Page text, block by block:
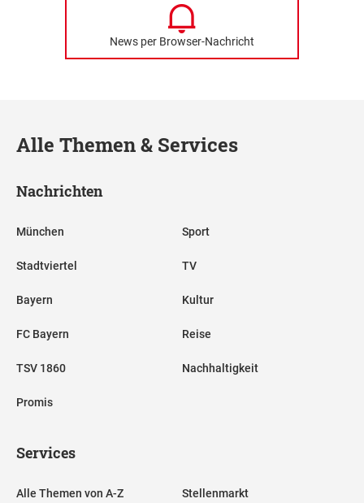
News per Browser-Nachricht
Alle Themen & Services
Nachrichten
München
Stadtviertel
Bayern
FC Bayern
TSV 1860
Promis
Sport
TV
Kultur
Reise
Nachhaltigkeit
Services
Alle Themen von A-Z Stellenmarkt